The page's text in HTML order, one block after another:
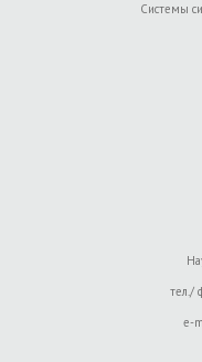
Системы
тел./
e-